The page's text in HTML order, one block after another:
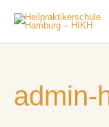
admin-